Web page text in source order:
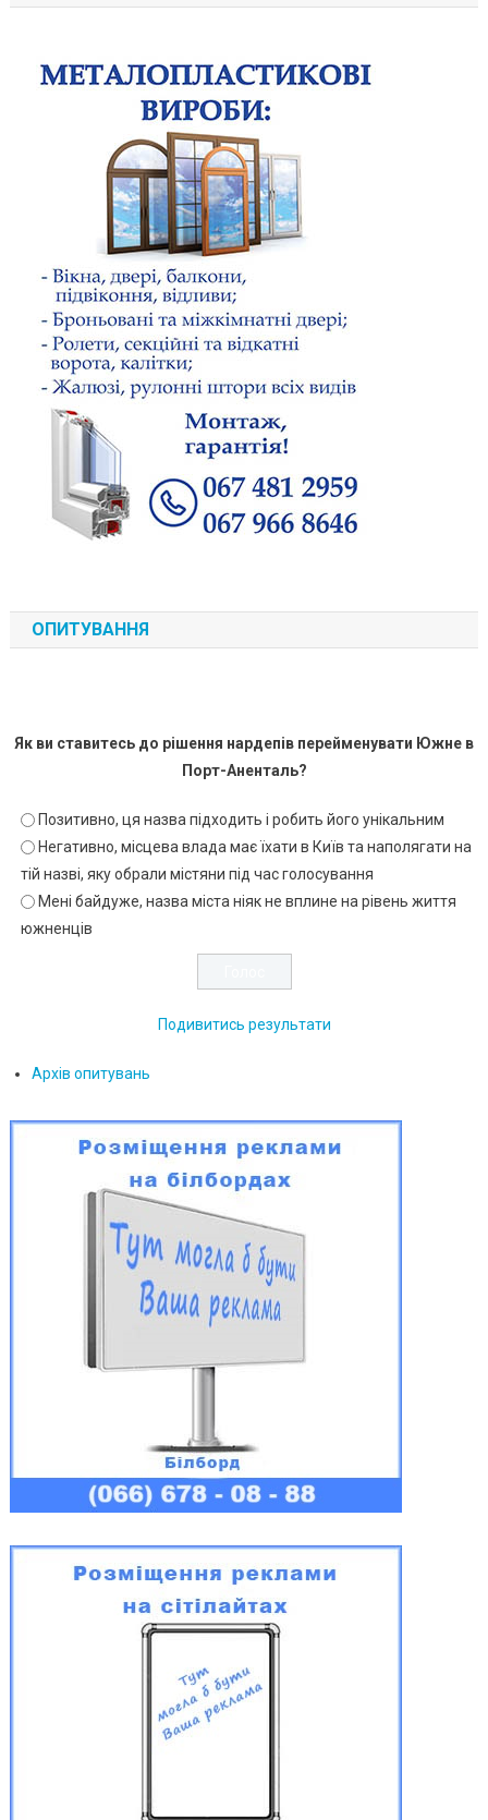
ОПИТУВАННЯ
Як ви ставитесь до рішення нардепів перейменувати Южне в
Порт-Аненталь?
Позитивно, ця назва підходить і робить його унікальним
Негативно, місцева влада має їхати в Київ та наполягати на
тій назві, яку обрали містяни під час голосування
Мені байдуже, назва міста ніяк не вплине на рівень життя
южненців
Подивитись результати
Архів опитувань